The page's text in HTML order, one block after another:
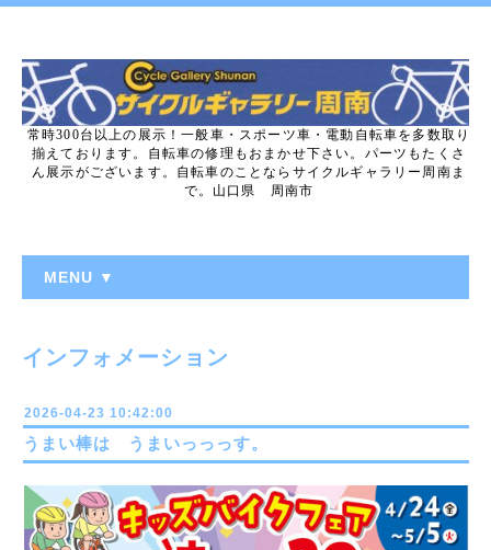
常時300台以上の展示！一般車・スポーツ車・電動自転車を多数取り
揃えております。自転車の修理もおまかせ下さい。パーツもたくさ
ん展示がございます。自転車のことならサイクルギャラリー周南ま
で。山口県 周南市
MENU ▼
インフォメーション
2026-04-23 10:42:00
うまい棒は うまいっっっす。